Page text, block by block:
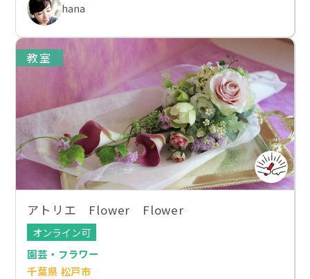
hana
教室
アトリエ Flower Flower
オンライン可
園芸・フラワー
千葉県 松戸市